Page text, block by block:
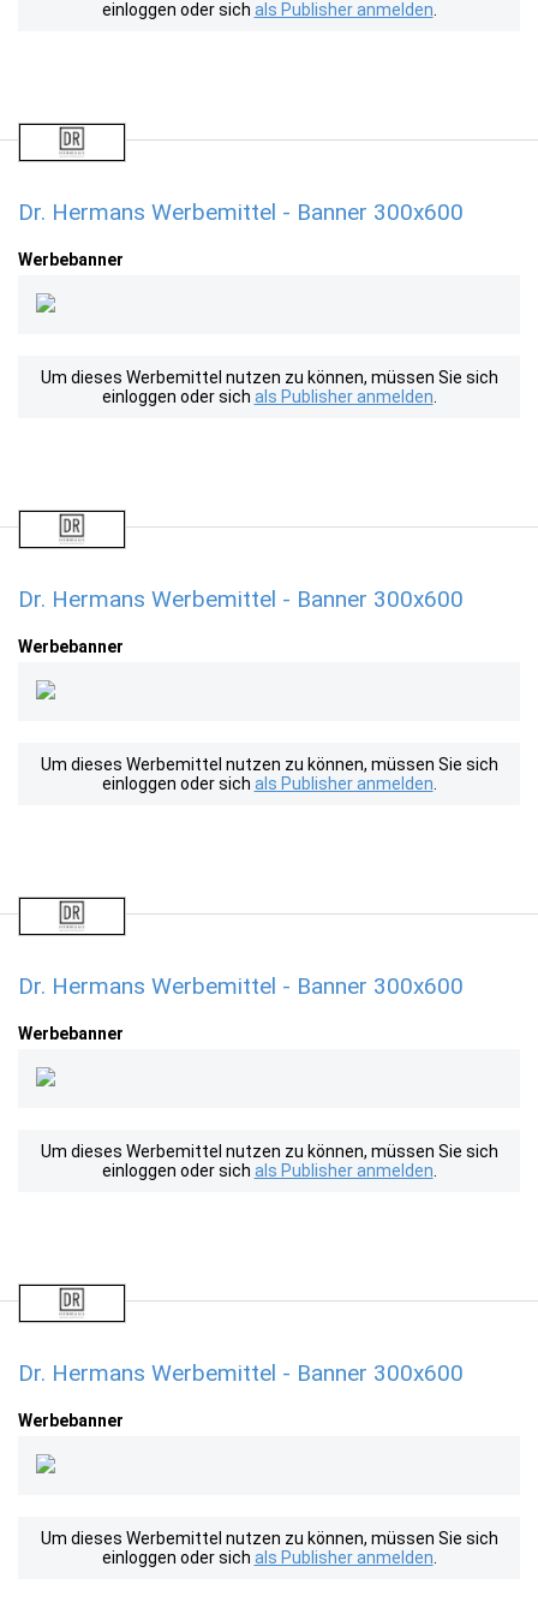
einloggen oder sich als Publisher anmelden
Dr. Hermans Werbemittel - Banner 300x600
Werbebanner
Um dieses Werbemittel nutzen zu können, müssen Sie sich
einloggen oder sich als Publisher anmelden
Dr. Hermans Werbemittel - Banner 300x600
Werbebanner
Um dieses Werbemittel nutzen zu können, müssen Sie sich
einloggen oder sich als Publisher anmelden
Dr. Hermans Werbemittel - Banner 300x600
Werbebanner
Um dieses Werbemittel nutzen zu können, müssen Sie sich
einloggen oder sich als Publisher anmelden
Dr. Hermans Werbemittel - Banner 300x600
Werbebanner
Um dieses Werbemittel nutzen zu können, müssen Sie sich
einloggen oder sich als Publisher anmelden